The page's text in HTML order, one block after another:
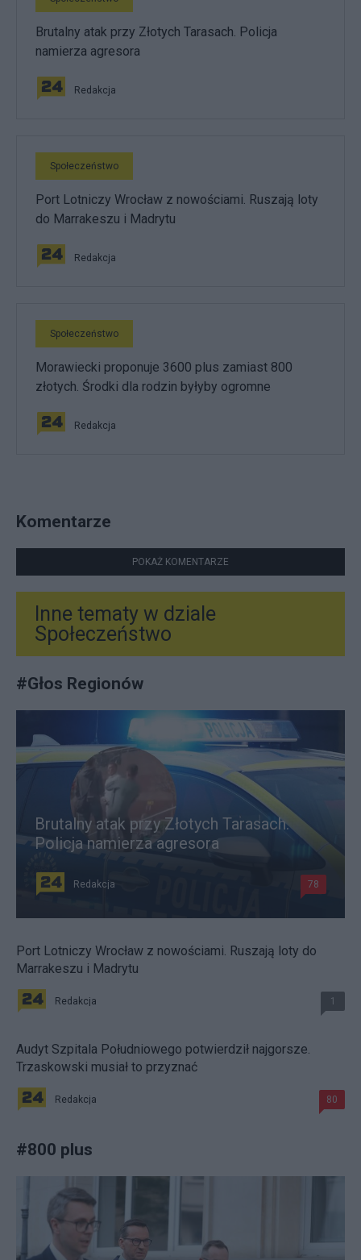
Brutalny atak przy Złotych Tarasach. Policja
namierza agresora
Redakcja
Społeczeństwo
Port Lotniczy Wrocław z nowościami. Ruszają loty
do Marrakeszu i Madrytu
Redakcja
Społeczeństwo
Morawiecki proponuje 3600 plus zamiast 800
złotych. Środki dla rodzin byłyby ogromne
Redakcja
Komentarze
POKAŻ KOMENTARZE
Inne tematy w dziale
Społeczeństwo
#Głos Regionów
Brutalny atak przy Złotych Tarasach.
Policja namierza agresora
Redakcja 78
Port Lotniczy Wrocław z nowościami. Ruszają loty do
Marrakeszu i Madrytu
Redakcja 1
Audyt Szpitala Południowego potwierdził najgorsze.
Trzaskowski musiał to przyznać
Redakcja 80
#800 plus